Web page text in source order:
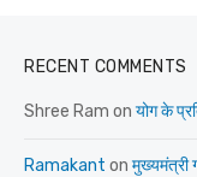
RECENT COMMENTS
Shree Ram on योग के
Ramakant on मुख्यमंत्री